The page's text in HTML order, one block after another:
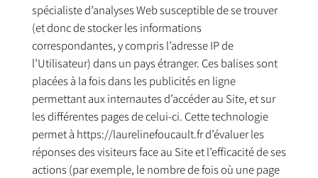
spécialiste d’analyses Web susceptible de se trouver
(et donc de stocker les informations
correspondantes, y compris l’adresse IP de
l’Utilisateur) dans un pays étranger. Ces balises sont
placées à la fois dans les publicités en ligne
permettant aux internautes d’accéder au Site, et sur
les différentes pages de celui-ci. Cette technologie
permet à https://laurelinefoucault.fr d’évaluer les
réponses des visiteurs face au Site et l’efficacité de ses
actions (par exemple, le nombre de fois où une page